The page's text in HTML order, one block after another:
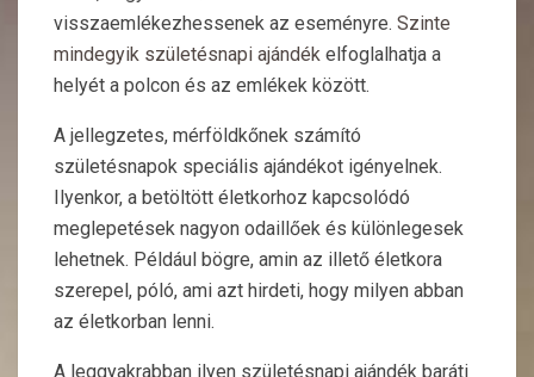
visszaemlékezhessenek az eseményre. Szinte
mindegyik születésnapi ajándék elfoglalhatja a
helyét a polcon és az emlékek között.
A jellegzetes, mérföldkőnek számító
születésnapok speciális ajándékot igényelnek.
Ilyenkor, a betöltött életkorhoz kapcsolódó
meglepetések nagyon odaillőek és különlegesek
lehetnek. Például bögre, amin az illető életkora
szerepel, póló, ami azt hirdeti, hogy milyen abban
az életkorban lenni.
A leggyakrabban ilyen születésnapi ajándék baráti